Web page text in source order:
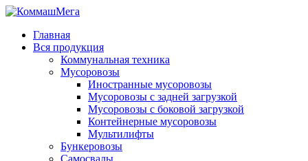
Главная
Вся продукция
Коммунальная техника
Мусоровозы
Иностранные мусоровозы
Мусоровозы с задней загрузкой
Мусоровозы с боковой загрузкой
Контейнерные мусоровозы
Мультилифты
Бункеровозы
Самосвалы